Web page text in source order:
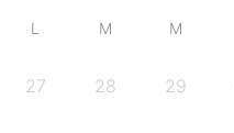
L M M
27 28 29